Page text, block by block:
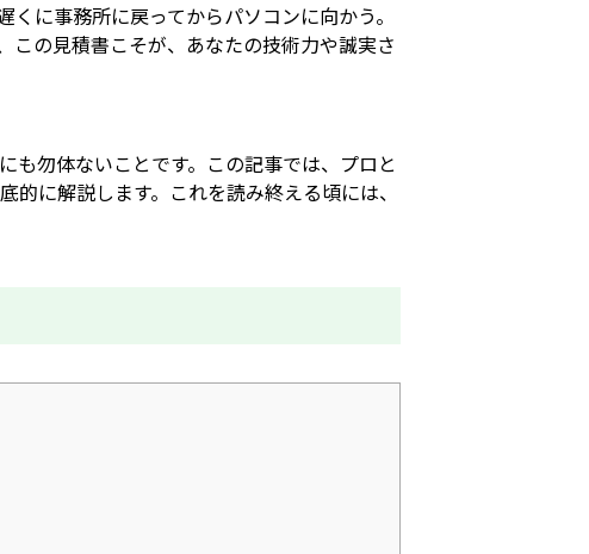
に事務所に戻ってからパソコンに向かう。
この見積書こそが、あなたの技術力や誠実さ
も勿体ないことです。この記事では、プロと
に解説します。これを読み終える頃には、